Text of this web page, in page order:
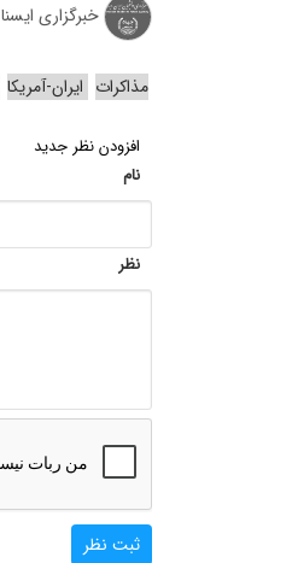
خبرگزاری ایسنا
مذاکرات ایران-آمریکا
افزودن نظر جدید
نام
نظر
ثبت نظر